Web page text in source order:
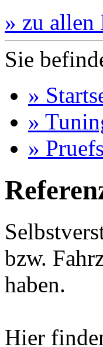
» zu allen
Sie
»
»
»
bzw.
haben.
Hier